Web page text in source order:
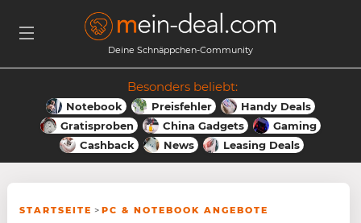
Deine Schnäppchen-Community
Besonders beliebt:
Notebook Preisfehler
Handy Deals
Gratisproben
China Gadgets
Gaming
Cashback
News Leasing Deals
STARTSEITE > PC & NOTEBOOK ANGEBOTE